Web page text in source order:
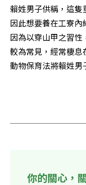
賴姓男子供稱，這隻
因此想要養在工寮內
因為以穿山甲之習
較為常見，經常棲
動物保育法將賴姓男
你的關心，